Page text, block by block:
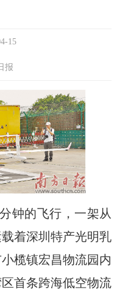
15
报
的飞行，一架从
着深圳特产光明乳
榄镇宏昌物流园内
首条跨海低空物流